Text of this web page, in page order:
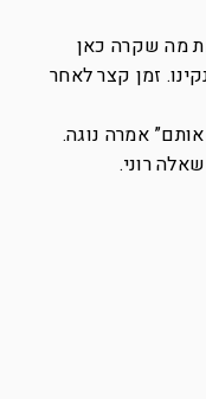
מה שקרה כאן
זמן קצר לאחר
אמרה נוגה.
רוני.